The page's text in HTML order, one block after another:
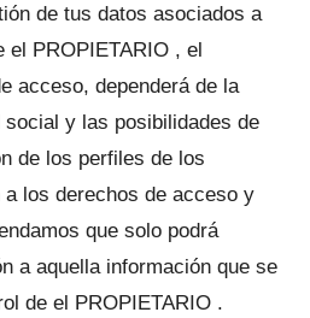
de tus datos asociados a
el PROPIETARIO , el
acceso, dependerá de la
y las posibilidades de
de los perfiles de los
los derechos de acceso y
que solo podrá
a aquella información que se
de el PROPIETARIO .